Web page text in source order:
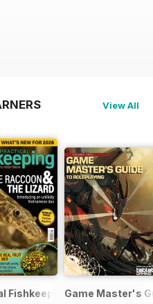
View All
FishkeepingGame Master's